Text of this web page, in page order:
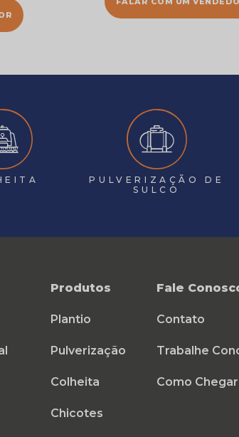
PULVERIZAÇÃO DE
SULCO
Produtos
Plantio
Pulverização
Colheita
Chicotes
Fale
Contato
Trabalhe
Como Chegar